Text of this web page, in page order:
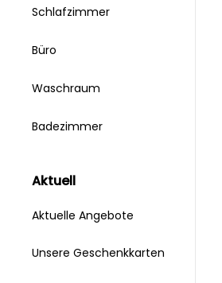
Schlafzimmer
Büro
Waschraum
Badezimmer
aktuell
Aktuelle Angebote
Unsere Geschenkkarten